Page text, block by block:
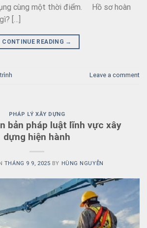
cùng một thời điểm. Hồ sơ hoàn
[…]
CONTINUE READING →
Leave a comment
PHÁP LÝ XÂY DỰNG
bản pháp luật lĩnh vực xây
dựng hiện hành
THÁNG 9 9, 2025 BY HÙNG NGUYỄN